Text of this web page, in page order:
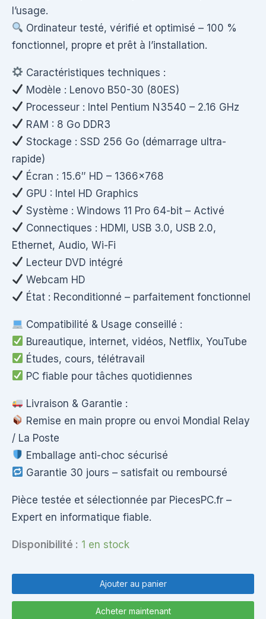
l’usage.
Ordinateur testé, vérifié et optimisé – 100 %
fonctionnel, propre et prêt à l’installation.
Caractéristiques techniques :
Modèle : Lenovo B50-30 (80ES)
Processeur : Intel Pentium N3540 – 2.16 GHz
RAM : 8 Go DDR3
Stockage : SSD 256 Go (démarrage ultra-
rapide)
Écran : 15.6″ HD – 1366×768
GPU : Intel HD Graphics
Système : Windows 11 Pro 64-bit – Activé
Connectiques : HDMI, USB 3.0, USB 2.0,
Ethernet, Audio, Wi-Fi
Lecteur DVD intégré
Webcam HD
État : Reconditionné – parfaitement fonctionnel
Compatibilité & Usage conseillé :
Bureautique, internet, vidéos, Netflix, YouTube
Études, cours, télétravail
PC fiable pour tâches quotidiennes
Livraison & Garantie :
Remise en main propre ou envoi Mondial Relay
/ La Poste
Emballage anti-choc sécurisé
Garantie 30 jours – satisfait ou remboursé
Pièce testée et sélectionnée par PiecesPC.fr –
Expert en informatique fiable.
Disponibilité : 1 en stock
PC
Portable
Ajouter au panier
Acheter maintenant